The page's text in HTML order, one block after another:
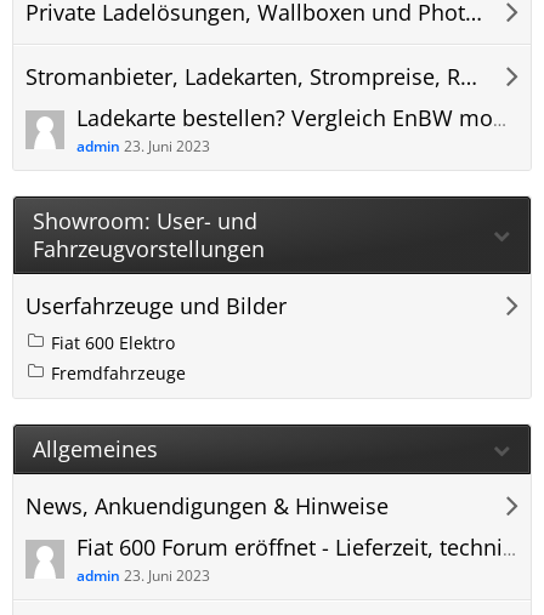
Private Ladelösungen, Wallboxen und Photovoltaik (PV) Anlagen
Stromanbieter, Ladekarten, Strompreise, Roaming und Abrechnung
Ladekarte bestellen? Vergleich EnBW mobility+ ADAC e-Charge Maingau Stadtwerke App oder?
admin 23. Juni 2023
Showroom: User- und
Fahrzeugvorstellungen
Userfahrzeuge und Bilder
Fiat 600 Elektro
Fremdfahrzeuge
Allgemeines
News, Ankuendigungen & Hinweise
Fiat 600 Forum eröffnet - Lieferzeit, technische Daten, Anhängerkupplung und mehr
admin 23. Juni 2023